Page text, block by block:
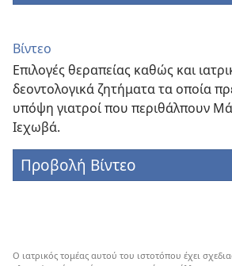
Βίντεο
Επιλογές θεραπείας καθώς και
δεοντολογικά ζητήματα τα οποία
υπόψη γιατροί που περιθάλπουν
Ιεχωβά.
Προβολή Βίντεο
Ο ιατρικός τομέας αυτού του ιστοτόπου έχει